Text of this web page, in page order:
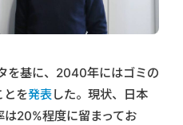
を基に、2040年にはゴミの
とを発表した。現状、日本
20%程度に留まってお